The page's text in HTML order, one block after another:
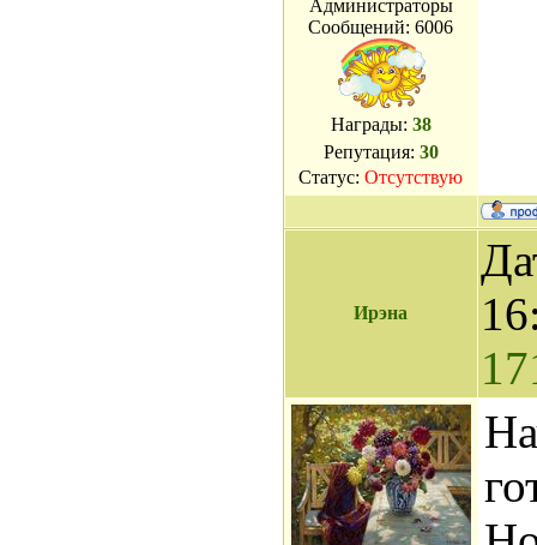
Администраторы
Сообщений:6006
Награды: 38
Репутация: 30
Статус:Отсутствую
Ирэна